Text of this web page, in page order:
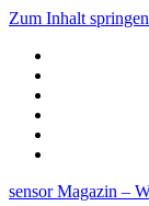
Zum Inhalt springen
sensor Magazin –